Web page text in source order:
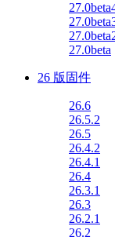
27.0beta
26 版固件
26.6
26.5.2
26.5
26.4.2
26.4.1
26.4
26.3.1
26.3
26.2.1
26.2